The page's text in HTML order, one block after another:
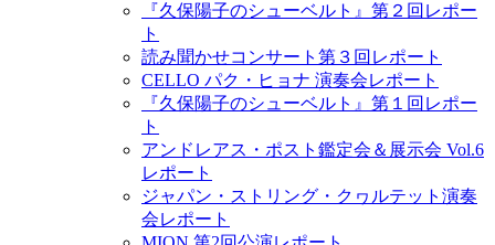
『久保陽子のシューベルト』第２回レポー
ト
読み聞かせコンサート第３回レポート
CELLO パク・ヒョナ 演奏会レポート
『久保陽子のシューベルト』第１回レポー
ト
アンドレアス・ポスト鑑定会＆展示会 Vol.6
レポート
ジャパン・ストリング・クヮルテット演奏
会レポート